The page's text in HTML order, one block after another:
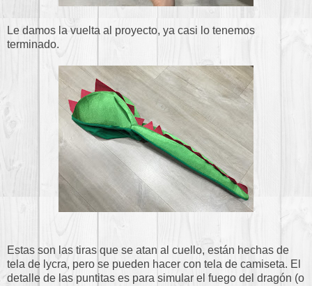
Le damos la vuelta al proyecto, ya casi lo tenemos
terminado.
Estas son las tiras que se atan al cuello, están hechas de
tela de lycra, pero se pueden hacer con tela de camiseta. El
detalle de las puntitas es para simular el fuego del dragón (o